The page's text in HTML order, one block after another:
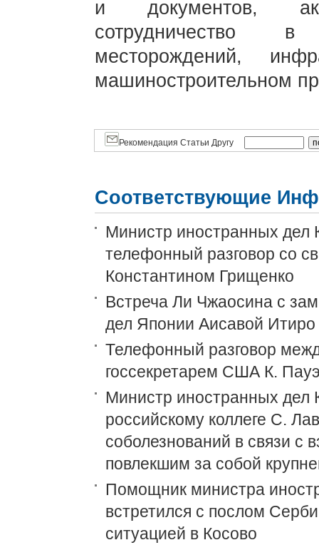
и документов,
сотрудничество
месторождений,
машиностроительном
Рекомендация Статьи Другу
Соответствующие
Министр иностранных дел
телефонный разговор со
Константином Грищенко
Встреча Ли Чжаосина с
дел Японии Аисавой Итиро
Телефонный разговор
госсекретарем США К.
Министр иностранных
российскому коллеге С.
соболезнований в связи с
повлекшим за собой
Помощник министра
встретился с послом
ситуацией в Косово